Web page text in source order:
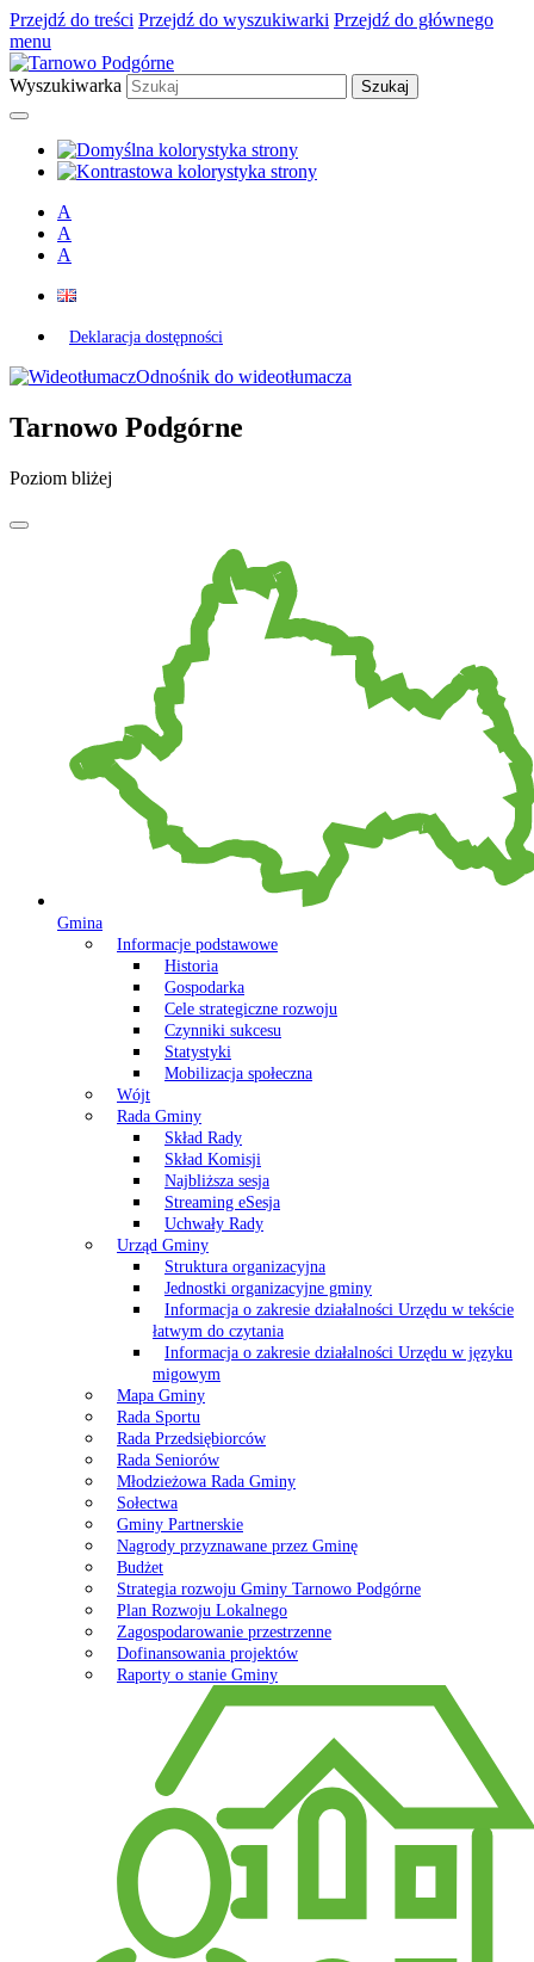
Przejdź do treści Przejdź do wyszukiwarki Przejdź do głównego
menu
Wyszukiwarka
A
A
A
Deklaracja dostępności
Odnośnik do wideotłumacza
Tarnowo Podgórne
Poziom bliżej
Gmina
Informacje podstawowe
Historia
Gospodarka
Cele strategiczne rozwoju
Czynniki sukcesu
Statystyki
Mobilizacja społeczna
Wójt
Rada Gminy
Skład Rady
Skład Komisji
Najbliższa sesja
Streaming eSesja
Uchwały Rady
Urząd Gminy
Struktura organizacyjna
Jednostki organizacyjne gminy
Informacja o zakresie działalności Urzędu w tekście
łatwym do czytania
Informacja o zakresie działalności Urzędu w języku
migowym
Mapa Gminy
Rada Sportu
Rada Przedsiębiorców
Rada Seniorów
Młodzieżowa Rada Gminy
Sołectwa
Gminy Partnerskie
Nagrody przyznawane przez Gminę
Budżet
Strategia rozwoju Gminy Tarnowo Podgórne
Plan Rozwoju Lokalnego
Zagospodarowanie przestrzenne
Dofinansowania projektów
Raporty o stanie Gminy